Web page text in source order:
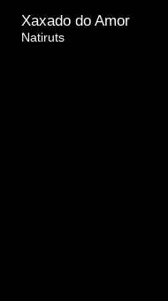
Xaxado do Amor
Natiruts